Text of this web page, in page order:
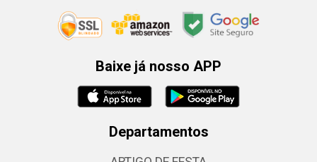
Baixe já nosso APP
Departamentos